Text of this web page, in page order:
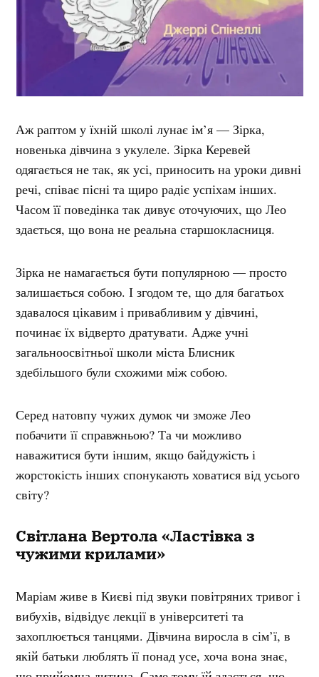
Аж раптом у їхній школі лунає ім’я — Зірка,
новенька дівчина з укулеле. Зірка Керевей
одягається не так, як усі, приносить на уроки дивні
речі, співає пісні та щиро радіє успіхам інших.
Часом її поведінка так дивує оточуючих, що Лео
здається, що вона не реальна старшокласниця.
Зірка не намагається бути популярною — просто
залишається собою. І згодом те, що для багатьох
здавалося цікавим і привабливим у дівчині,
починає їх відверто дратувати. Адже учні
загальноосвітньої школи міста Блисник
здебільшого були схожими між собою.
Серед натовпу чужих думок чи зможе Лео
побачити її справжньою? Та чи можливо
наважитися бути іншим, якщо байдужість і
жорстокість інших спонукають ховатися від усього
світу?
Світлана Вертола «Ластівка з
чужими крилами»
Маріам живе в Києві під звуки повітряних тривог і
вибухів, відвідує лекції в університеті та
захоплюється танцями. Дівчина виросла в сім’ї, в
якій батьки люблять її понад усе, хоча вона знає,